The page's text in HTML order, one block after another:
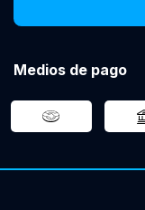
Medios de pago